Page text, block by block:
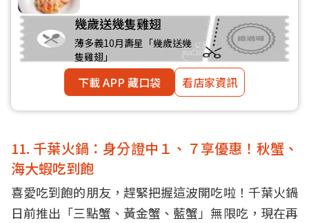
幾歲送幾隻雞翅
薄多義10月壽星「幾歲送幾
隻雞翅」
下載 APP 藏口袋 看店家資訊
11. 千葉火鍋：身分證中１、７享優惠！秋蟹、
海大蝦吃到飽
喜愛吃到飽的朋友，趕緊把握這波開吃啦！千葉火鍋
日前推出「三點蟹、黃金蟹、藍蟹」無限吃，現在再